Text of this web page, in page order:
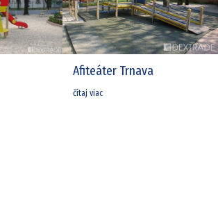
Afiteáter Trnava
čítaj viac